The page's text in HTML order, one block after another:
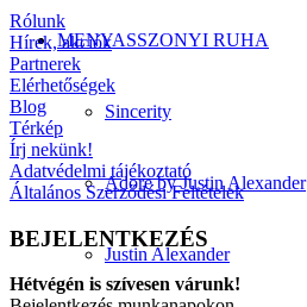
MENYASSZONYI RUHA
Sincerity
Adore by Justin Alexander
Justin Alexander
Rólunk
Hírek, akciók
Partnerek
Elérhetőségek
Blog
Térkép
Írj nekünk!
Adatvédelmi tájékoztató
Általános Szerződési Feltételek
BEJELENTKEZÉS
Hétvégén is szívesen várunk!